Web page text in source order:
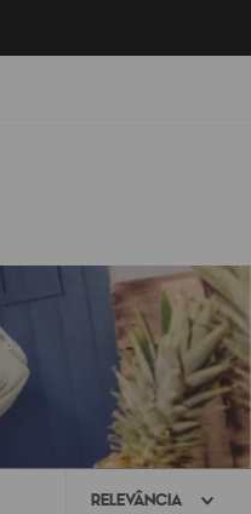
CEP
Minha
Conta
RELEVÂNCIA